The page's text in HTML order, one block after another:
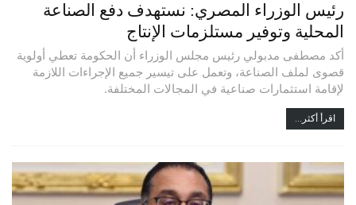
رئيس الوزراء المصري: نستهدف دفع الصناعة
المحلية وتوفير مستلزمات الإنتاج
أكد مصطفى مدبولي رئيس مجلس الوزراء أن الحكومة تعطي أولوية
قصوى لملف الصناعة، وتعمل على تيسير جميع الإجراءات اللازمة
لإقامة استثمارات صناعية في المجالات المختلفة.
اقرأ أكثر...